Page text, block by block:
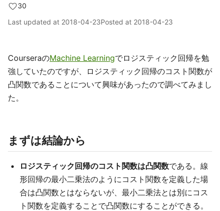
30
Last updated at 2018-04-23Posted at 2018-04-23
CourseraのMachine Learningでロジスティック回帰を勉
強していたのですが、ロジスティック回帰のコスト関数が
凸関数であることについて興味があったので調べてみまし
た。
まずは結論から
ロジスティック回帰のコスト関数は凸関数である。線
形回帰の最小二乗法のようにコスト関数を定義した場
合は凸関数とはならないが、最小二乗法とは別にコス
ト関数を定義することで凸関数にすることができる。